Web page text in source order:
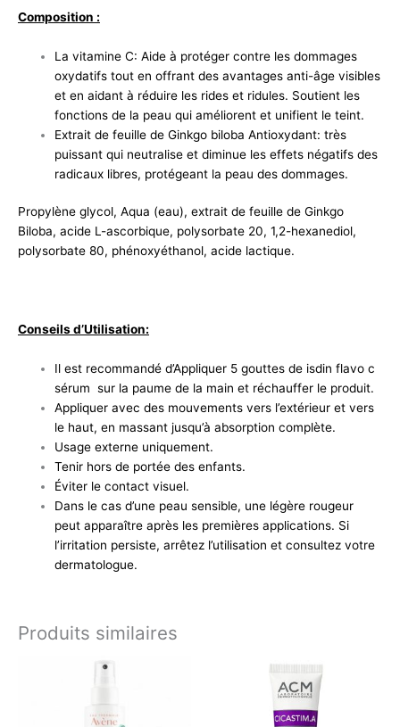
Composition :
La vitamine C: Aide à protéger contre les dommages
oxydatifs tout en offrant des avantages anti-âge visibles
et en aidant à réduire les rides et ridules. Soutient les
fonctions de la peau qui améliorent et unifient le teint.
Extrait de feuille de Ginkgo biloba Antioxydant: très
puissant qui neutralise et diminue les effets négatifs des
radicaux libres, protégeant la peau des dommages.
Propylène glycol, Aqua (eau), extrait de feuille de Ginkgo
Biloba, acide L-ascorbique, polysorbate 20, 1,2-hexanediol,
polysorbate 80, phénoxyéthanol, acide lactique.
Conseils d’Utilisation:
Il est recommandé d’Appliquer 5 gouttes de isdin flavo c
sérum sur la paume de la main et réchauffer le produit.
Appliquer avec des mouvements vers l’extérieur et vers
le haut, en massant jusqu’à absorption complète.
Usage externe uniquement.
Tenir hors de portée des enfants.
Éviter le contact visuel.
Dans le cas d’une peau sensible, une légère rougeur
peut apparaître après les premières applications. Si
l’irritation persiste, arrêtez l’utilisation et consultez votre
dermatologue.
Produits similaires